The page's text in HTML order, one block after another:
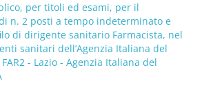
per titoli ed esami, per il
n. 2 posti a tempo indeterminato e
di dirigente sanitario Farmacista, nel
sanitari dell’Agenzia Italiana del
- Lazio - Agenzia Italiana del